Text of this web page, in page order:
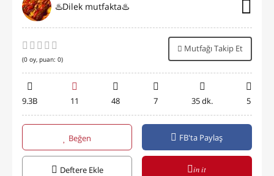
♨️Dilek mutfakta♨️
(0 oy, puan: 0)
Mutfağı Takip Et
9.3B 11 48 7 35 dk. 5
Beğen FB'ta Paylaş
Deftere Ekle in it